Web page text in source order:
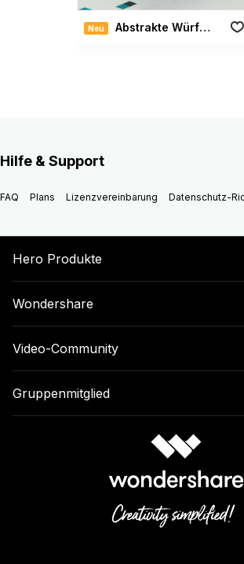
Neu Abstrakte Würfel Paket
Hilfe & Support
FAQ Plans Lizenzvereinbarung Datenschutz-
Hero Produkte
Wondershare
Video-Community
Gruppenmitglied